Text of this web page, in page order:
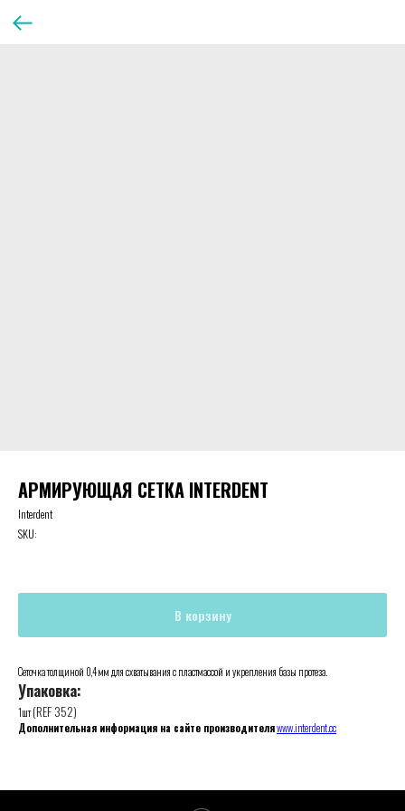
АРМИРУЮЩАЯ СЕТКА INTERDENT
Interdent
SKU:
В корзину
Сеточка толщиной 0,4 мм для схватывания с пластмассой и укрепления базы протеза.
Упаковка:
1шт(REF 352)
Дополнительная информация на сайте производителяwww.interdent.cc